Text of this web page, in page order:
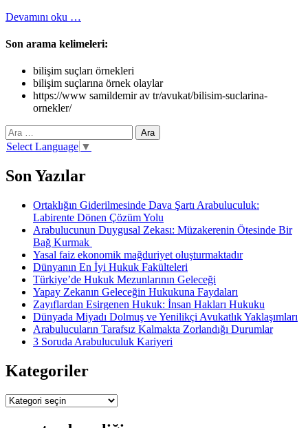
Devamını oku
Bilişim
…
Son arama kelimeleri:
bilişim suçları örnekleri
bilişim suçlarına örnek olaylar
https://www samildemir av tr/avukat/bilisim-suclarina-
ornekler/
Arama:
Select Language ▼
Son Yazılar
Ortaklığın Giderilmesinde Dava Şartı Arabuluculuk:
Labirente Dönen Çözüm Yolu
Arabulucunun Duygusal Zekası: Müzakerenin Ötesinde Bir
Bağ Kurmak
Yasal faiz ekonomik mağduriyet oluşturmaktadır
Dünyanın En İyi Hukuk Fakülteleri
Türkiye’de Hukuk Mezunlarının Geleceği
Yapay Zekanın Geleceğin Hukukuna Faydaları
Zayıflardan Esirgenen Hukuk: İnsan Hakları Hukuku
Dünyada Miyadı Dolmuş ve Yenilikçi Avukatlık Yaklaşımları
Arabulucuların Tarafsız Kalmakta Zorlandığı Durumlar
3 Soruda Arabuluculuk Kariyeri
Kategoriler
Kategoriler